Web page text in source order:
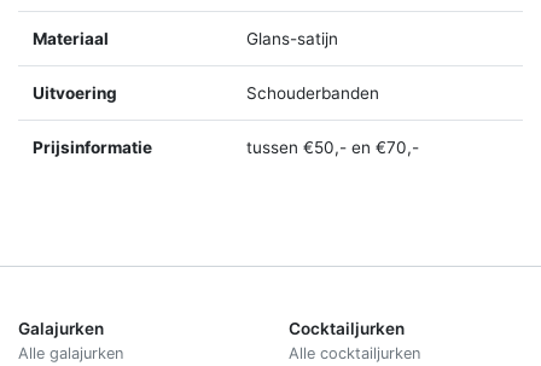
Materiaal Glans-satijn
Uitvoering Schouderbanden
Prijsinformatie tussen €50,- en €70,-
Galajurken
Alle galajurken
Cocktailjurken
Alle cocktailjurken